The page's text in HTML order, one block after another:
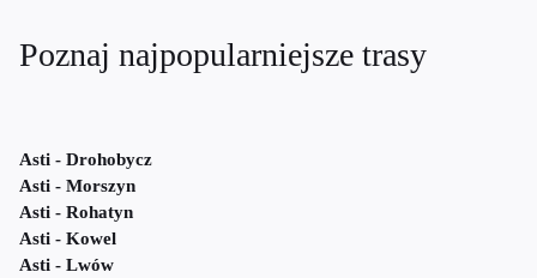
Poznaj najpopularniejsze trasy
Asti - Drohobycz
Asti - Morszyn
Asti - Rohatyn
Asti - Kowel
Asti - Lwów